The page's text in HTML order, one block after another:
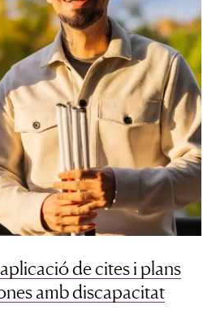
de cites i plans
amb discapacitat